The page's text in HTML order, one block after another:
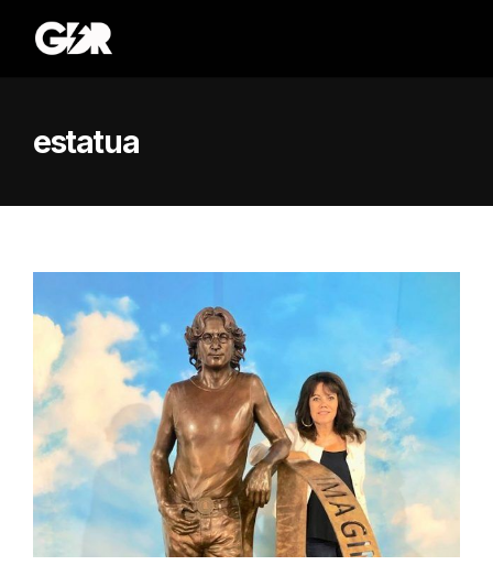
estatua